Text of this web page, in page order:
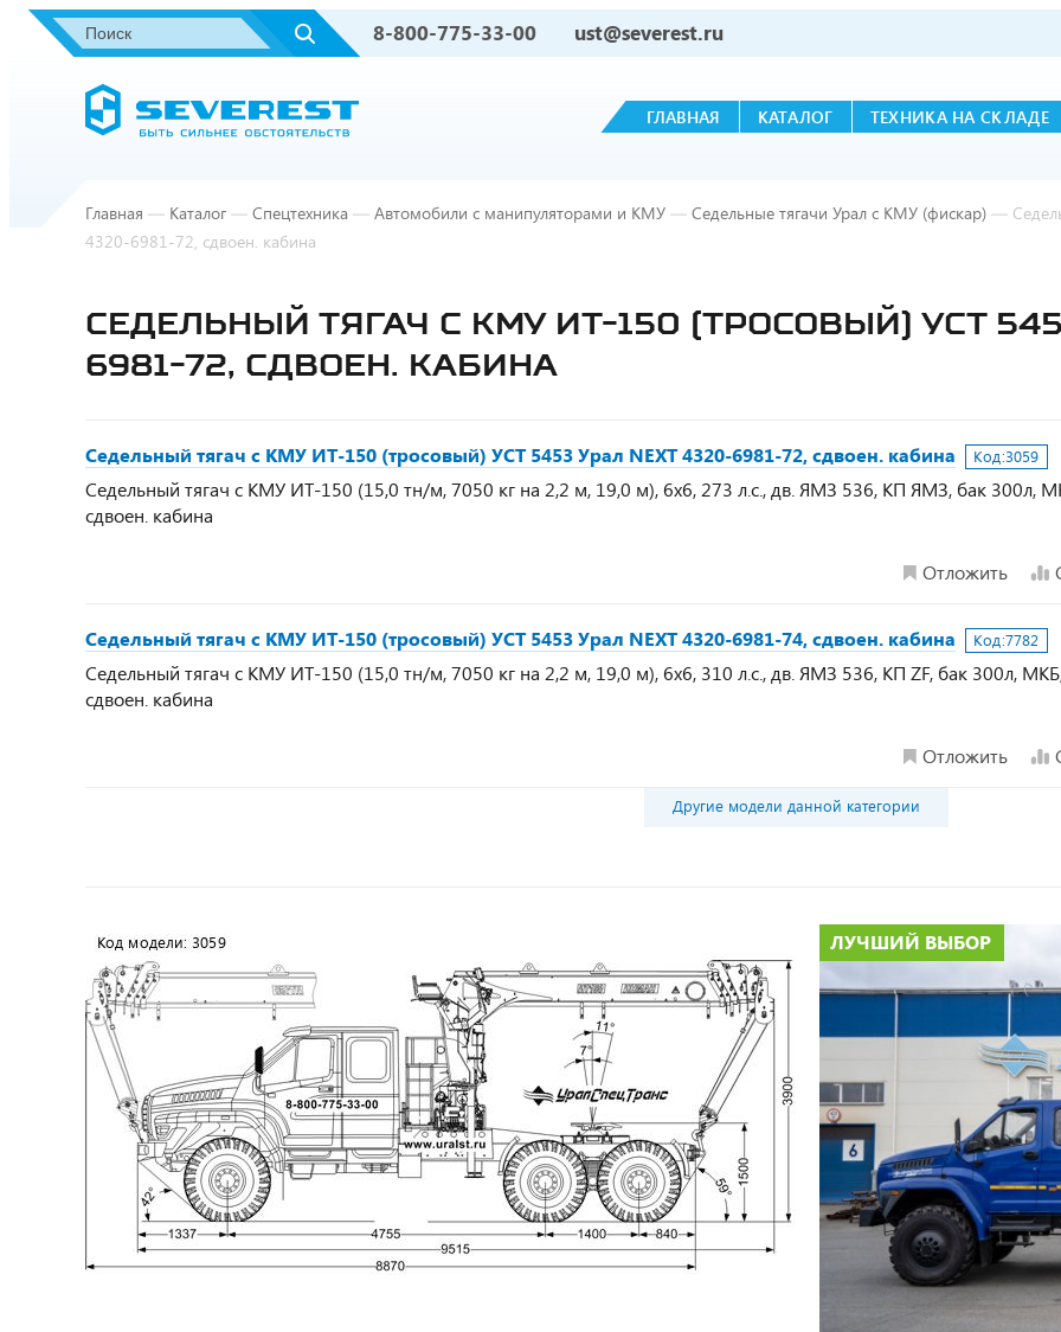
8-800-775-33-00 ust@severest.ru
ГЛАВНАЯ КАТАЛОГ ТЕХНИКА НА СКЛАДЕ
Главная — Каталог — Спецтехника — Автомобили с манипуляторами и КМУ — Седельные тягачи Урал с КМУ (фискар) —
4320-6981-72, сдвоен. кабина
СЕДЕЛЬНЫЙ ТЯГАЧ С КМУ ИТ-150 (ТРОСОВЫЙ) УСТ
6981-72, СДВОЕН. КАБИНА
Седельный тягач с КМУ ИТ-150 (тросовый) УСТ 5453 Урал NEXT 4320-6981-72, сдвоен. кабина Код:3059
Седельный тягач с КМУ ИТ-150 (15,0 тн/м, 7050 кг на 2,2 м, 19,0 м), 6х6, 273 л.с., дв. ЯМЗ 536, КП ЯМЗ, бак 300л,
сдвоен. кабина
Отложить
Седельный тягач с КМУ ИТ-150 (тросовый) УСТ 5453 Урал NEXT 4320-6981-74, сдвоен. кабина Код:7782
Седельный тягач с КМУ ИТ-150 (15,0 тн/м, 7050 кг на 2,2 м, 19,0 м), 6х6, 310 л.с., дв. ЯМЗ 536, КП ZF, бак 300л,
сдвоен. кабина
Отложить
Другие модели данной категории
ЛУЧШИЙ ВЫБОР